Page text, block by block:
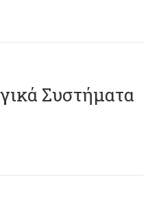
Συστήματα